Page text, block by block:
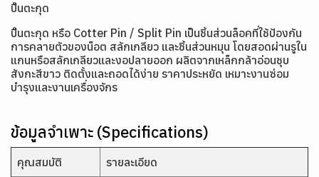
ปิ๊นตะกุด
ปิ๊นตะกุด หรือ Cotter Pin / Split Pin เป็นชิ้นส่วนล็อคที่ใช้ป้องกัน
การคลายตัวของน็อต สลักเกลียว และชิ้นส่วนหมุน โดยสอดผ่านรูใน
แกนหรือสลักเกลียวและงอปลายออก ผลิตจากเหล็กกล้าอ่อนชุบ
สังกะสีขาว ติดตั้งและถอดได้ง่าย ราคาประหยัด เหมาะงานซ่อม
บำรุงและงานเครื่องจักร
ข้อมูลจำเพาะ (Specifications)
คุณสมบัติ รายละเอียด